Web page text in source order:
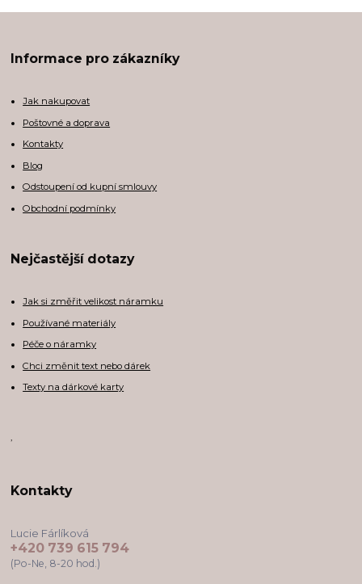
Informace pro zákazníky
Jak nakupovat
Poštovné a doprava
Kontakty
Blog
Odstoupení od kupní smlouvy
Obchodní podmínky
Nejčastější dotazy
Jak si změřit velikost náramku
Používané materiály
Péče o náramky
Chci změnit text nebo dárek
Texty na dárkové karty
,
Kontakty
Lucie Fárlíková
+420 739 615 794
(Po-Ne, 8-20 hod.)